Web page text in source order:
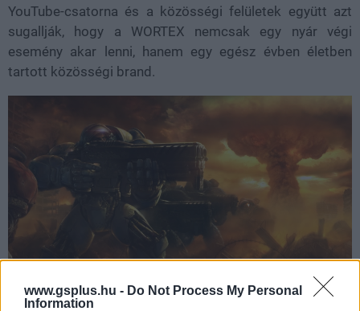
www.gsplus.hu - Do Not Process My Personal
Information
YouTube-csatorna és a közösségi felületek együtt azt
sugallják, hogy a WORTEX nemcsak egy nyár végi
esemény akar lenni, hanem egy egész évben életben
tartott közösségi brand.